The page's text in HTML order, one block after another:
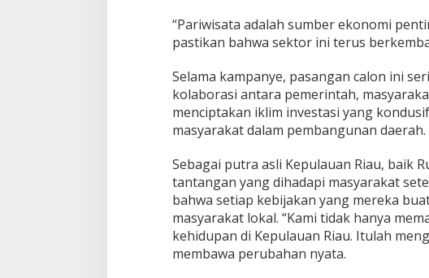
“Pariwisata adalah sumber ekonomi
pastikan bahwa sektor ini terus
Selama kampanye, pasangan calon ini
kolaborasi antara pemerintah,
menciptakan iklim investasi yang
masyarakat dalam pembangunan daerah.
Sebagai putra asli Kepulauan Riau, baik
tantangan yang dihadapi masyarakat
bahwa setiap kebijakan yang mereka
masyarakat lokal. “Kami tidak hanya
kehidupan di Kepulauan Riau. Itulah
membawa perubahan nyata.